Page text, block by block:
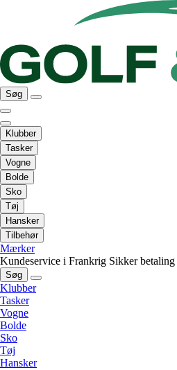
Søg
Klubber
Tasker
Vogne
Bolde
Sko
Tøj
Hansker
Tilbehør
Mærker
Kundeservice i Frankrig Sikker betaling
Søg
Klubber
Tasker
Vogne
Bolde
Sko
Tøj
Hansker